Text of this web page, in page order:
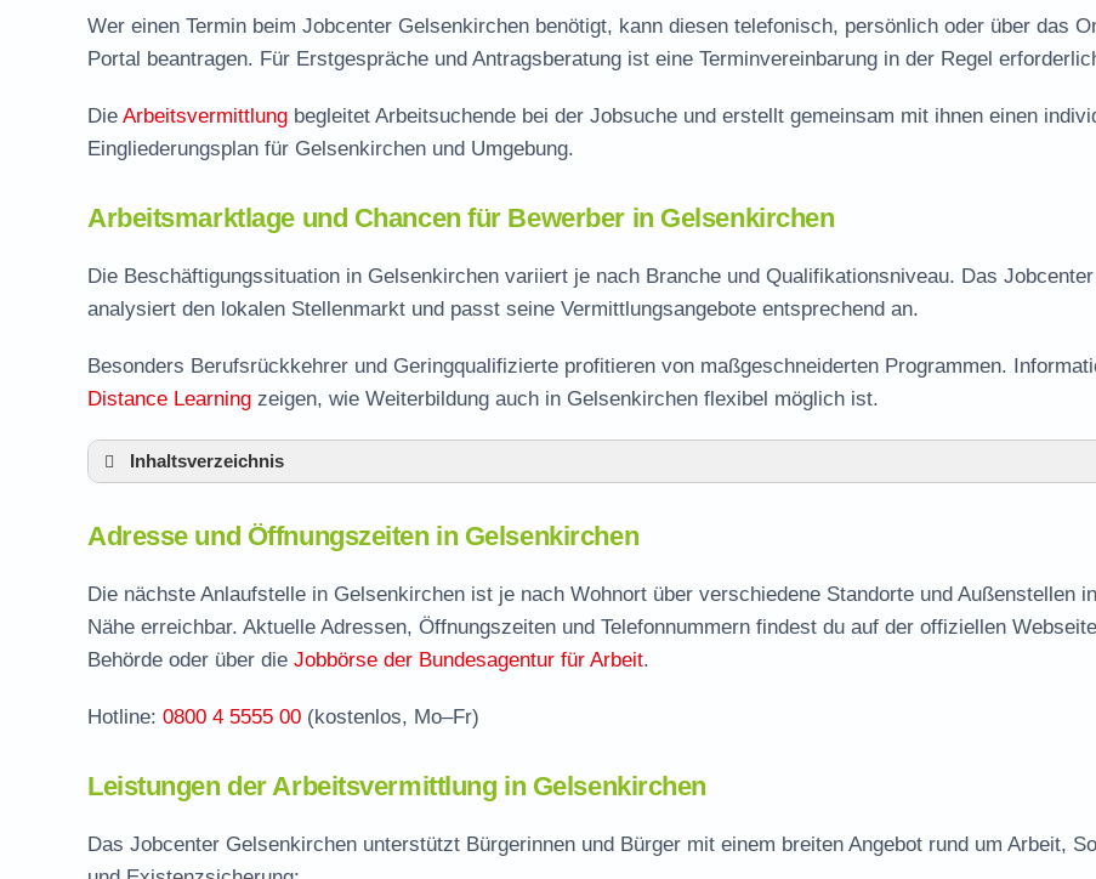
Wer einen Termin beim Jobcenter Gelsenkirchen benötigt, kann diesen telefonisch, persönlich oder über das
Portal beantragen. Für Erstgespräche und Antragsberatung ist eine Terminvereinbarung in der Regel
Die Arbeitsvermittlung begleitet Arbeitsuchende bei der Jobsuche und erstellt gemeinsam mit ihnen einen
Eingliederungsplan für Gelsenkirchen und Umgebung.
Arbeitsmarktlage und Chancen für Bewerber in Gelsenkirchen
Die Beschäftigungssituation in Gelsenkirchen variiert je nach Branche und Qualifikationsniveau. Das Jobcenter
analysiert den lokalen Stellenmarkt und passt seine Vermittlungsangebote entsprechend an.
Besonders Berufsrückkehrer und Geringqualifizierte profitieren von maßgeschneiderten Programmen.
Distance Learning zeigen, wie Weiterbildung auch in Gelsenkirchen flexibel möglich ist.
Inhaltsverzeichnis
Leistungen der Arbeitsvermittlung in Gelsenkirchen
Termin vereinbaren und Bürgergeld beantragen
Stellenangebote und Jobbörse in Gelsenkirchen
Formulare und Anträge beim Jobcenter Gelsenkirchen
Häufige Fragen rund ums Jobcenter
Adresse und Öffnungszeiten in Gelsenkirchen
Die nächste Anlaufstelle in Gelsenkirchen ist je nach Wohnort über verschiedene Standorte und Außenstellen
Nähe erreichbar. Aktuelle Adressen, Öffnungszeiten und Telefonnummern findest du auf der offiziellen
Behörde oder über die Jobbörse der Bundesagentur für Arbeit.
Hotline: 0800 4 5555 00 (kostenlos, Mo–Fr)
Leistungen der Arbeitsvermittlung in Gelsenkirchen
Das Jobcenter Gelsenkirchen unterstützt Bürgerinnen und Bürger mit einem breiten Angebot rund um Arbeit,